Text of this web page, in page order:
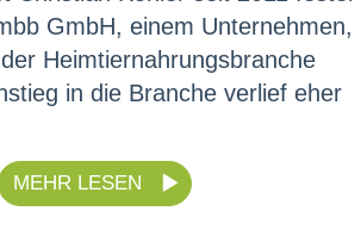
GmbH, einem Unternehmen,
Heimtiernahrungsbranche
in die Branche verlief eher
MEHR LESEN